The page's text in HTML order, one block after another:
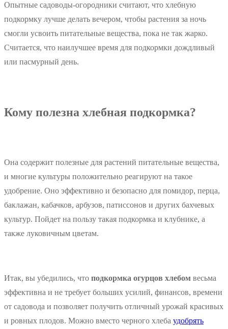
Опытные садоводы-огородники считают, что хлебную
подкормку лучше делать вечером, чтобы растения за ночь
смогли усвоить питательные вещества, пока не так жарко.
Считается, что наилучшее время для подкормки дождливый
или пасмурный день.
Кому полезна хлебная подкормка?
Она содержит полезные для растений питательные вещества,
и многие культуры положительно реагируют на такое
удобрение. Оно эффективно и безопасно для помидор, перца,
баклажан, кабачков, арбузов, патиссонов и других бахчевых
культур. Пойдет на пользу такая подкормка и клубнике, а
также луковичным цветам.
Итак, вы убедились, что подкормка огурцов хлебом весьма
эффективна и не требует больших усилий, финансов, времени
от садовода и позволяет получить отличный урожай красивых
и ровных плодов. Можно вместо черного хлеба удобрять